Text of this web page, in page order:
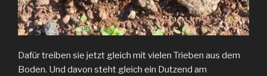
Dafür treiben sie jetzt gleich mit vielen Trieben aus dem
Boden. Und davon steht gleich ein Dutzend am